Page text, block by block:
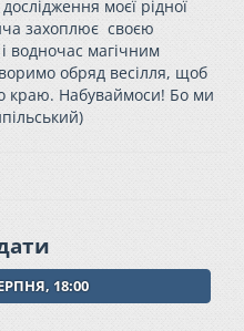
моєї рідної
захоплює своєю
водночас магічним
обряд весілля, щоб
краю. Набуваймоси! Бо ми
18:00